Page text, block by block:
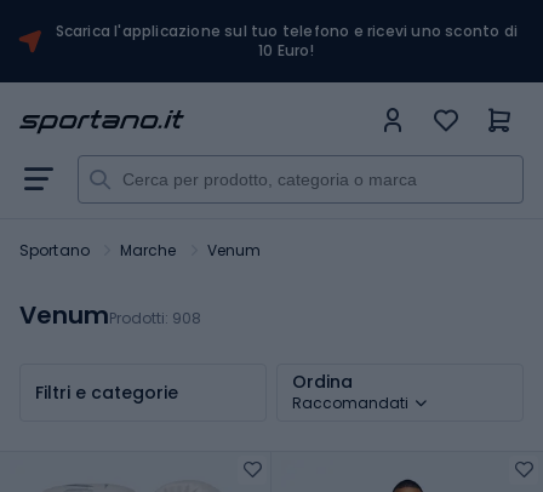
Scarica l'applicazione sul tuo telefono e ricevi uno sconto di
10 Euro!
Sportano Marche Venum
VenumProdotti: 908
Filtri e categorie Ordina
Raccomandati